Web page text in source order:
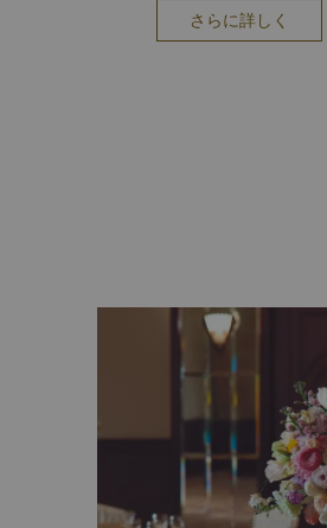
さらに詳しく